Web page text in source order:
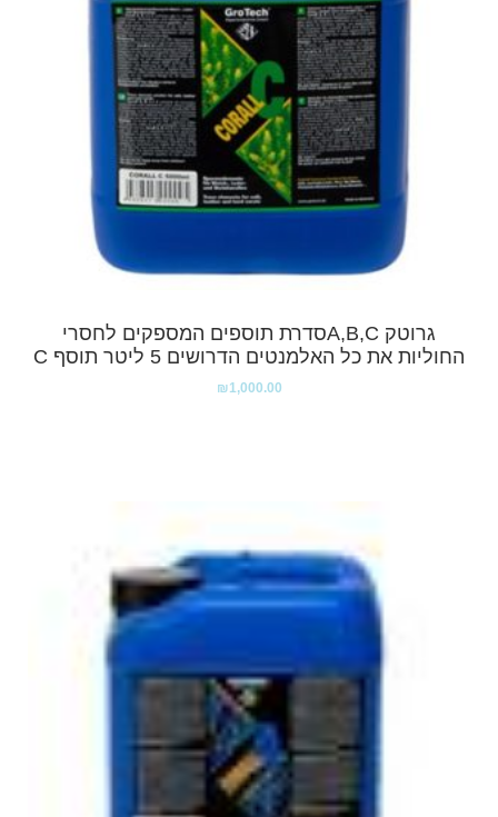
גרוטק A,B,Cסדרת תוספים המספקים לחסרי
החוליות את כל האלמנטים הדרושים 5 ליטר תוסף C
₪1,000.00